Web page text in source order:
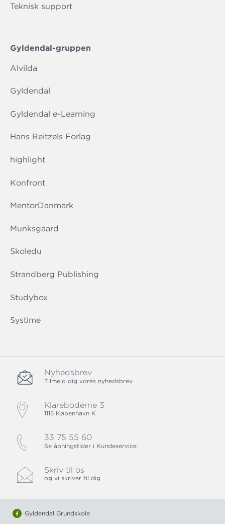
Teknisk support
Gyldendal-gruppen
Alvilda
Gyldendal
Gyldendal e-Learning
Hans Reitzels Forlag
highlight
Konfront
MentorDanmark
Munksgaard
Skoledu
Strandberg Publishing
Studybox
Systime
Nyhedsbrev
Tilmeld dig vores nyhedsbrev
Klareboderne 3
1115 København K
33 75 55 60
Se åbningstider i Kundeservice
Skriv til os
og vi skriver til dig
Gyldendal Grundskole